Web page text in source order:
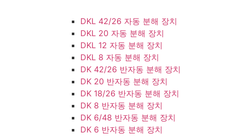
DKL 42/26 자동 분해 장치
DKL 20 자동 분해 장치
DKL 12 자동 분해 장치
DKL 8 자동 분해 장치
DK 42/26 반자동 분해 장치
DK 20 반자동 분해 장치
DK 18/26 반자동 분해 장치
DK 8 반자동 분해 장치
DK 6/48 반자동 분해 장치
DK 6 반자동 분해 장치